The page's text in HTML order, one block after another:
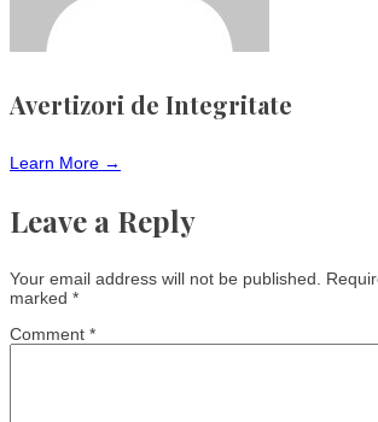
Avertizori de Integritate
Learn More →
Leave a Reply
Your email address will not be published.
marked *
Comment *